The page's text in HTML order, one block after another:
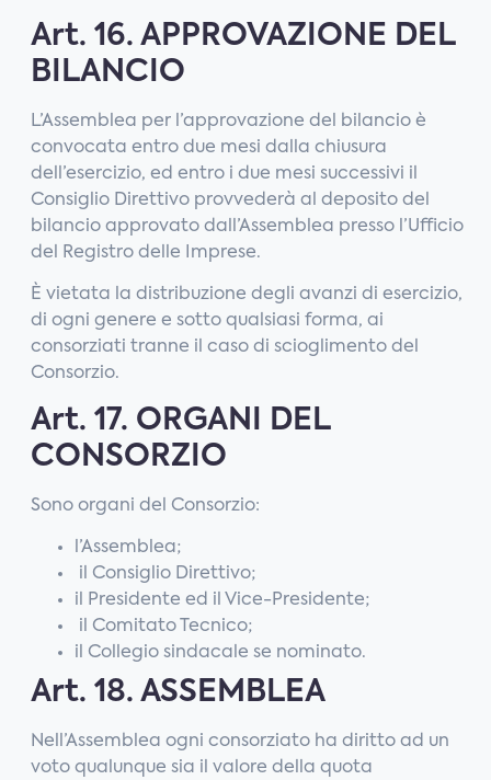
Art. 16. APPROVAZIONE DEL
BILANCIO
L’Assemblea per l’approvazione del bilancio è
convocata entro due mesi dalla chiusura
dell’esercizio, ed entro i due mesi successivi il
Consiglio Direttivo provvederà al deposito del
bilancio approvato dall’Assemblea presso l’Ufficio
del Registro delle Imprese.
È vietata la distribuzione degli avanzi di esercizio,
di ogni genere e sotto qualsiasi forma, ai
consorziati tranne il caso di scioglimento del
Consorzio.
Art. 17. ORGANI DEL
CONSORZIO
Sono organi del Consorzio:
l’Assemblea;
il Consiglio Direttivo;
il Presidente ed il Vice-Presidente;
il Comitato Tecnico;
il Collegio sindacale se nominato.
Art. 18. ASSEMBLEA
Nell’Assemblea ogni consorziato ha diritto ad un
voto qualunque sia il valore della quota